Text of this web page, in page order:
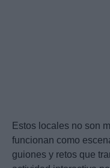
Estos locales no son
funcionan como
guiones y retos que